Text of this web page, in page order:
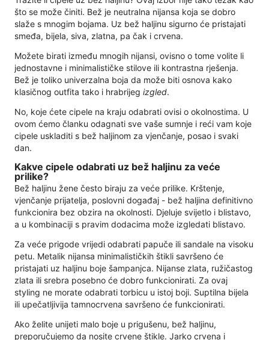
što se može činiti. Bež je neutralna nijansa koja se dobro
slaže s mnogim bojama. Uz bež haljinu sigurno će pristajati
smeđa, bijela, siva, zlatna, pa čak i crvena.
Možete birati između mnogih nijansi, ovisno o tome volite li
jednostavne i minimalističke stilove ili kontrastna rješenja.
Bež je toliko univerzalna boja da može biti osnova kako
klasičnog outfita tako i hrabrijeg izgled.
No, koje ćete cipele na kraju odabrati ovisi o okolnostima. U
ovom ćemo članku odagnati sve vaše sumnje i reći vam koje
cipele uskladiti s bež haljinom za vjenčanje, posao i svaki
dan.
Kakve cipele odabrati uz bež haljinu za veće
prilike?
Bež haljinu žene često biraju za veće prilike. Krštenje,
vjenčanje prijatelja, poslovni događaj - bež haljina definitivno
funkcionira bez obzira na okolnosti. Djeluje svijetlo i blistavo,
a u kombinaciji s pravim dodacima može izgledati blistavo.
Za veće prigode vrijedi odabrati papuče ili sandale na visoku
petu. Metalik nijansa minimalističkih štikli savršeno će
pristajati uz haljinu boje šampanjca. Nijanse zlata, ružičastog
zlata ili srebra posebno će dobro funkcionirati. Za ovaj
styling ne morate odabrati torbicu u istoj boji. Suptilna bijela
ili upečatljivija tamnocrvena savršeno će funkcionirati.
Ako želite unijeti malo boje u prigušenu, bež haljinu,
preporučujemo da nosite crvene štikle. Jarko crvena i